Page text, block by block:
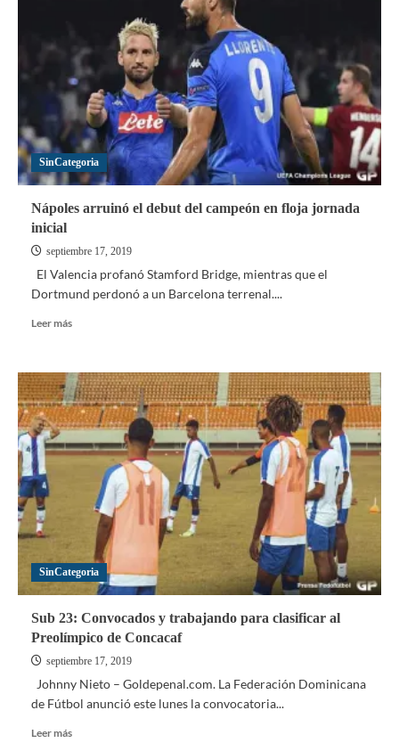
City
la
tarea,
mientras
que
el
Real
Madrid
la
decepción
SinCategoria
Nápoles arruinó el debut del campeón en floja jornada
inicial
septiembre 17, 2019
El Valencia profanó Stamford Bridge, mientras que el
Dortmund perdonó a un Barcelona terrenal....
Leer másLeer
Nápoles
arruinó
el
debut
del
campeón
jornada
inicial
SinCategoria
Sub 23: Convocados y trabajando para clasificar al
Preolímpico de Concacaf
septiembre 17, 2019
Johnny Nieto – Goldepenal.com. La Federación Dominicana
de Fútbol anunció este lunes la convocatoria...
Leer másLeer